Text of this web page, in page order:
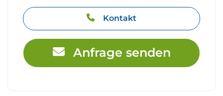
Kontakt
Anfrage senden